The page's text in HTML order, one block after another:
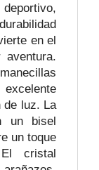
en el
aventura.
de luz. La
un bisel
un toque
cristal